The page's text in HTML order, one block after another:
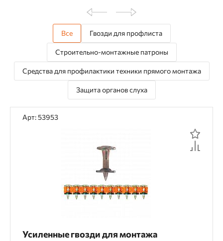
Все Гвозди для профлиста
Строительно-монтажные патроны
Средства для профилактики техники прямого монтажа
Защита органов слуха
Арт: 53953
Усиленные гвозди для монтажа